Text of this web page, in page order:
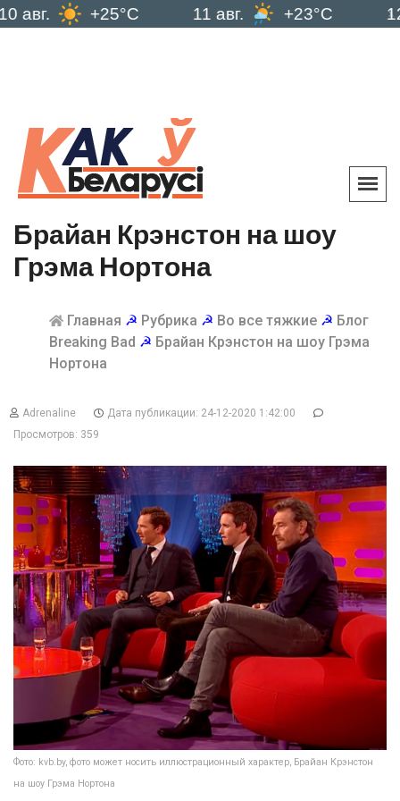
+25°C 11 авг. +23°C 12 авг.
Брайан Крэнстон на шоу
Грэма Нортона
Главная ☭ Рубрика ☭ Во все тяжкие ☭ Блог
Breaking Bad ☭ Брайан Крэнстон на шоу Грэма
Нортона
Adrenaline
Дата публикации: 24-12-2020 1:42:00
Просмотров: 359
Фото: kvb.by, фото может носить иллюстрационный характер, Брайан Крэнстон
на шоу Грэма Нортона